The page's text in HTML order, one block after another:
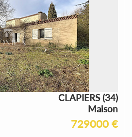
CLAPIERS (34)
Maison
729000 €